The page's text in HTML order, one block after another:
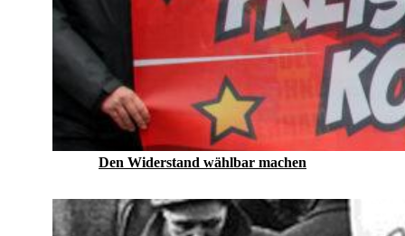
Den Widerstand wählbar machen